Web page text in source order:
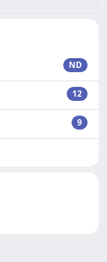
ND
12
9